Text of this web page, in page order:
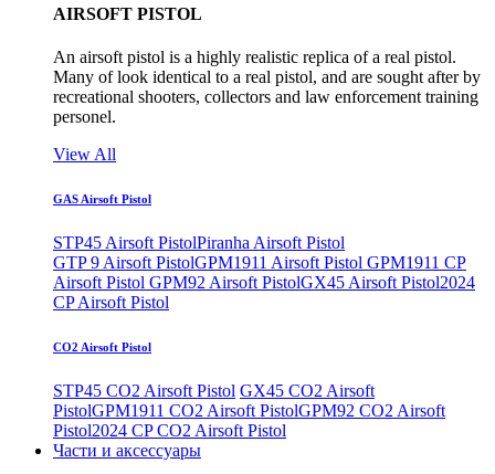
AIRSOFT PISTOL
An airsoft pistol is a highly realistic replica of a real pistol.
Many of look identical to a real pistol, and are sought after by
recreational shooters, collectors and law enforcement training
personel.
View All
GAS Airsoft Pistol
STP45 Airsoft PistolPiranha Airsoft Pistol
GTP 9 Airsoft PistolGPM1911 Airsoft Pistol GPM1911 CP
Airsoft Pistol GPM92 Airsoft PistolGX45 Airsoft Pistol2024
CP Airsoft Pistol
CO2 Airsoft Pistol
STP45 CO2 Airsoft Pistol GX45 CO2 Airsoft
PistolGPM1911 CO2 Airsoft PistolGPM92 CO2 Airsoft
Pistol2024 CP CO2 Airsoft Pistol
Части и аксессуары